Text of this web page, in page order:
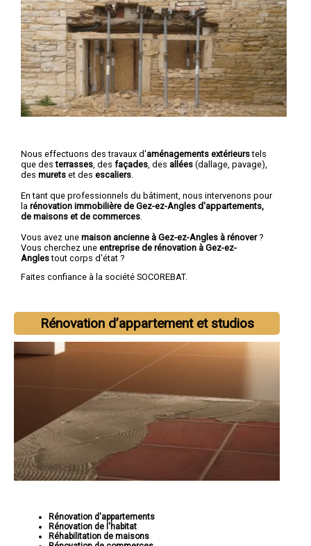
Nous effectuons des travaux d'aménagements extérieurstels
que desterrasses , des façades , des allées (dallage, pavage),
des murets et des escaliers
En tant que professionnels du bâtiment, nous intervenons pour
la rénovation immobilière de Gez-ez-Angles d'appartements,
de maisons et de commerces
Vous avez une maison ancienne à Gez-ez-Angles à rénover?
Vous cherchez une entreprise de rénovation à Gez-ez-
Anglestout corps d'état ?
Faites confiance à la société SOCOREBAT.
Rénovation d’appartement et studios
Rénovation d'appartements
Rénovation de l'habitat
Réhabilitation de maisons